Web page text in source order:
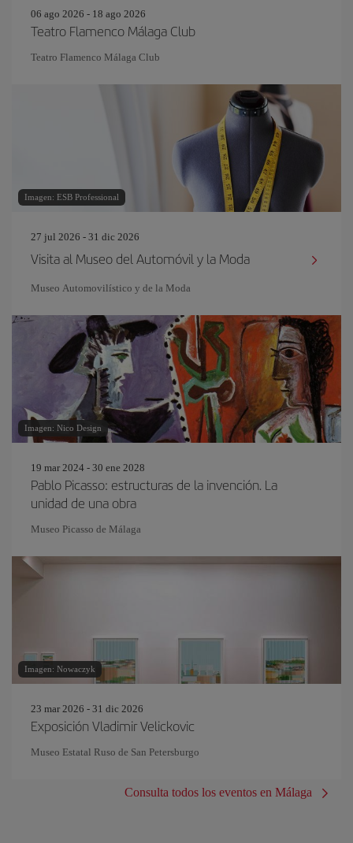
06 ago 2026 - 18 ago 2026
Teatro Flamenco Málaga Club
Teatro Flamenco Málaga Club
Imagen: ESB Professional
27 jul 2026 - 31 dic 2026
Visita al Museo del Automóvil y la Moda
Museo Automovilístico y de la Moda
Imagen: Nico Design
19 mar 2024 - 30 ene 2028
Pablo Picasso: estructuras de la invención. La
unidad de una obra
Museo Picasso de Málaga
Imagen: Nowaczyk
23 mar 2026 - 31 dic 2026
Exposición Vladimir Velickovic
Museo Estatal Ruso de San Petersburgo
Consulta todos los eventos en Málaga